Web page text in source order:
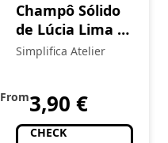
Champô Sólido
de Lúcia Lima &
Argila Branca
Simplifica Atelier
From3,90 €
CHECK